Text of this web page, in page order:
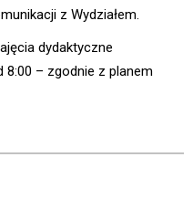
z Wydziałem.
dydaktyczne
8:00 – zgodnie z planem